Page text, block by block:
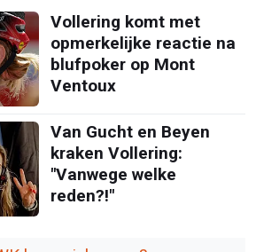
Vollering komt met
opmerkelijke reactie na
blufpoker op Mont
Ventoux
Van Gucht en Beyen
kraken Vollering:
"Vanwege welke
reden?!"